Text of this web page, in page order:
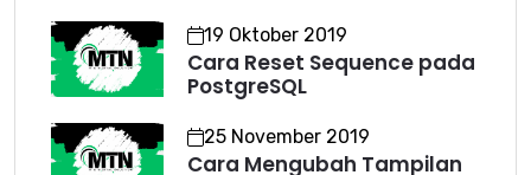
19 Oktober 2019
Cara Reset Sequence pada
PostgreSQL
25 November 2019
Cara Mengubah Tampilan